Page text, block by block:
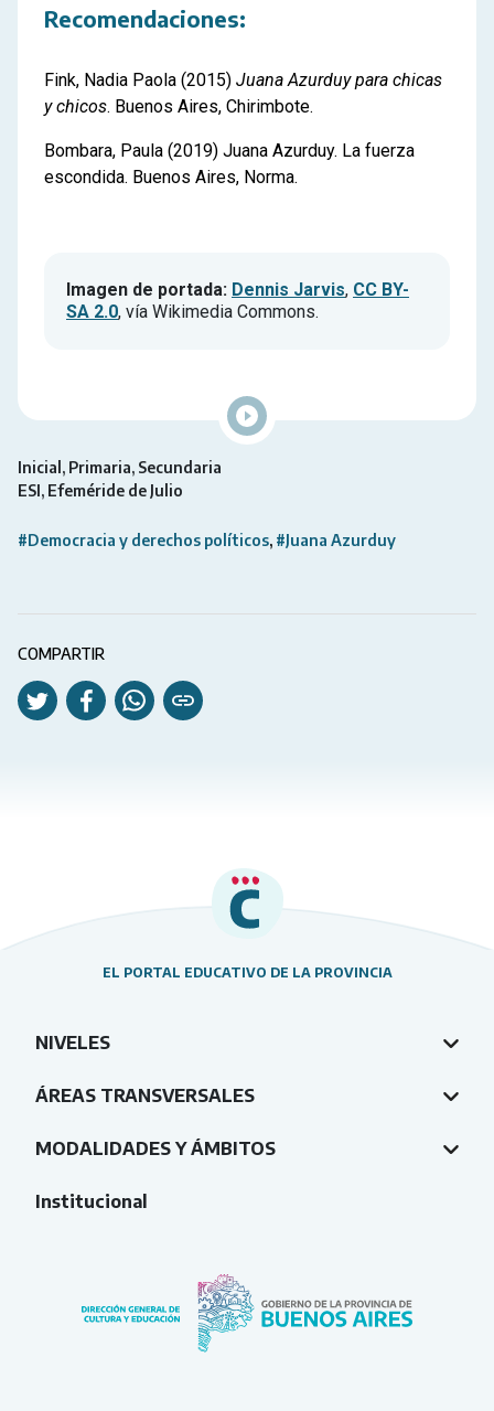
Recomendaciones:
Fink, Nadia Paola (2015) Juana Azurduy para chicas
y chicos. Buenos Aires, Chirimbote.
Bombara, Paula (2019) Juana Azurduy. La fuerza
escondida. Buenos Aires, Norma.
Imagen de portada: Dennis Jarvis, CC BY-
SA 2.0, vía Wikimedia Commons.
Inicial Primaria Secundaria
ESI Efeméride de Julio
#Democracia y derechos políticos #Juana Azurduy
COMPARTIR
EL PORTAL EDUCATIVO DE LA PROVINCIA
NIVELES
ÁREAS TRANSVERSALES
MODALIDADES Y ÁMBITOS
Institucional